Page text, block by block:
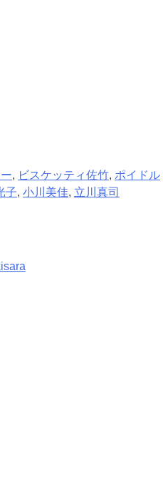
, ビスケッティ佐竹, ポイドル
子, 小川美佳, 立川真司